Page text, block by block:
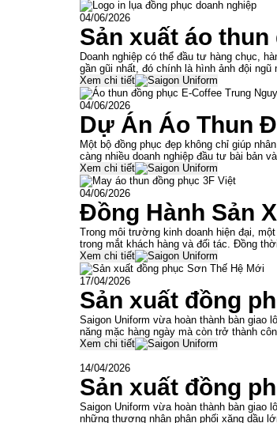
04/06/2026
Sản xuất áo
Doanh nghiệp có thể đầu tư hàng chục,
gần gũi nhất, đó chính là hình ảnh đội
Xem chi tiết
04/06/2026
Dự Án Áo Thun
Một bộ đồng phục đẹp không chỉ giúp
càng nhiều doanh nghiệp đầu tư bài bản
Xem chi tiết
04/06/2026
Đồng Hành Sản
Trong môi trường kinh doanh hiện đại,
trong mắt khách hàng và đối tác. Đồng
Xem chi tiết
17/04/2026
Sản xuất đồng
Saigon Uniform vừa hoàn thành bàn giao
năng mặc hàng ngày mà còn trở thành
Xem chi tiết
14/04/2026
Sản xuất đồng
Saigon Uniform vừa hoàn thành bàn giao
những thương nhân phân phối xăng dầu